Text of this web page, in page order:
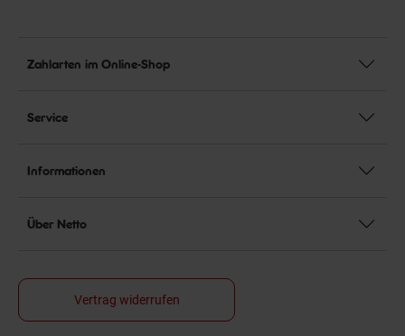
Zahlarten im Online-Shop
Service
Informationen
Über Netto
Vertrag widerrufen